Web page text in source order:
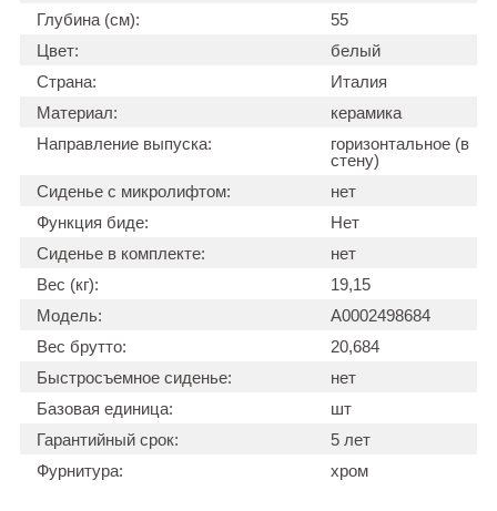
Глубина (см):
55
Цвет:
белый
Страна:
Италия
Материал:
керамика
Направление выпуска:
горизонтальное (в
стену)
Сиденье с микролифтом:
нет
Функция биде:
Нет
Сиденье в комплекте:
нет
Вес (кг):
19,15
Модель:
А0002498684
Вес брутто:
20,684
Быстросъемное сиденье:
нет
Базовая единица:
шт
Гарантийный срок:
5 лет
Фурнитура:
хром